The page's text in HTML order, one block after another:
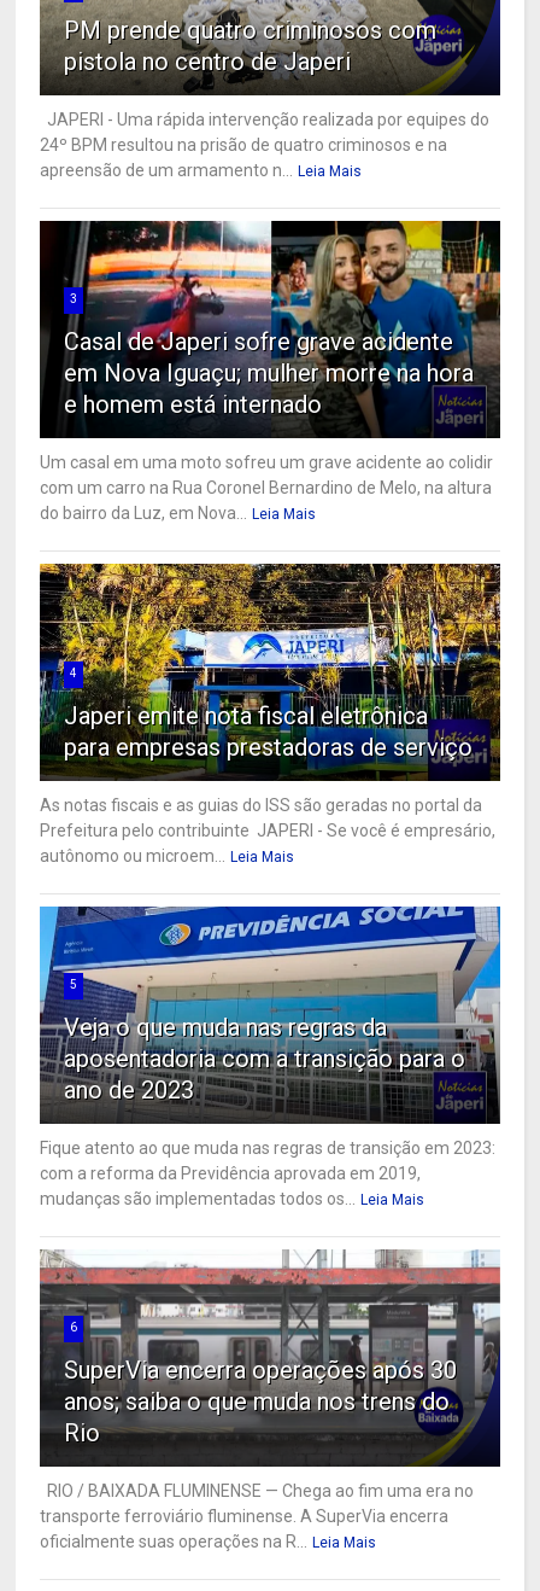
PM prende quatro criminosos com
pistola no centro de Japeri
JAPERI - Uma rápida intervenção realizada por equipes do
24º BPM resultou na prisão de quatro criminosos e na
apreensão de um armamento n...
Leia Mais
3
Casal de Japeri sofre grave acidente
em Nova Iguaçu; mulher morre na hora
e homem está internado
Um casal em uma moto sofreu um grave acidente ao colidir
com um carro na Rua Coronel Bernardino de Melo, na altura
do bairro da Luz, em Nova...
Leia Mais
4
Japeri emite nota fiscal eletrônica
para empresas prestadoras de serviço
As notas fiscais e as guias do ISS são geradas no portal da
Prefeitura pelo contribuinte JAPERI - Se você é empresário,
autônomo ou microem...
Leia Mais
5
Veja o que muda nas regras da
aposentadoria com a transição para o
ano de 2023
Fique atento ao que muda nas regras de transição em 2023:
com a reforma da Previdência aprovada em 2019,
mudanças são implementadas todos os...
Leia Mais
6
SuperVia encerra operações após 30
anos; saiba o que muda nos trens do
Rio
RIO / BAIXADA FLUMINENSE — Chega ao fim uma era no
transporte ferroviário fluminense. A SuperVia encerra
oficialmente suas operações na R...
Leia Mais